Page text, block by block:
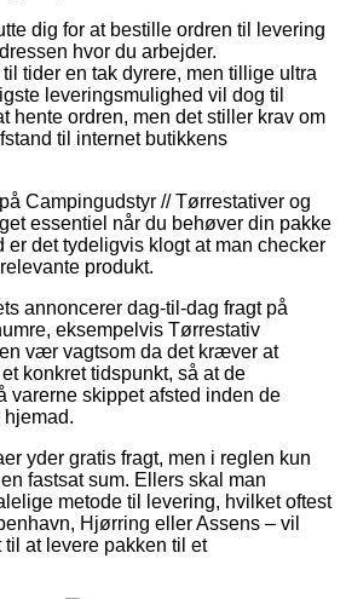
dig for at bestille ordren til levering
hvor du arbejder.
tider en tak dyrere, men tillige ultra
leveringsmulighed vil dog til
hente ordren, men det stiller krav om
til internet butikkens
Campingudstyr // Tørrestativer og
essentiel når du behøver din pakke
er det tydeligvis klogt at man checker
produkt.
annoncerer dag-til-dag fragt på
eksempelvis Tørrestativ
vær vagtsom da det kræver at
konkret tidspunkt, så at de
varerne skippet afsted inden de
hjemad.
yder gratis fragt, men i reglen kun
fastsat sum. Ellers skal man
metode til levering, hvilket oftest
Hjørring eller Assens – vil
at levere pakken til et